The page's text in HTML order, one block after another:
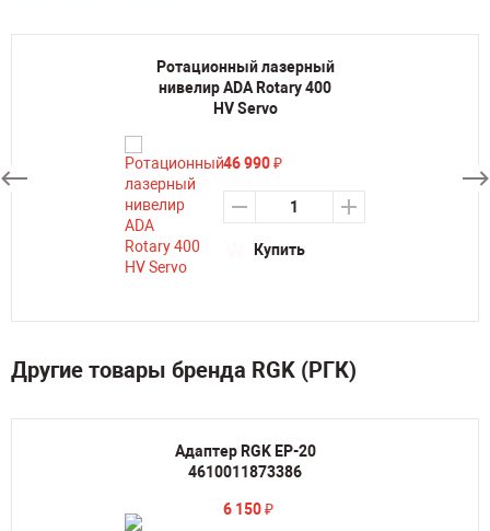
Ротационный лазерный
нивелир ADA Rotary 400
HV Servo
46 990₽
Купить
Другие товары бренда RGK (РГК)
Адаптер RGK EP-20
4610011873386
6 150₽